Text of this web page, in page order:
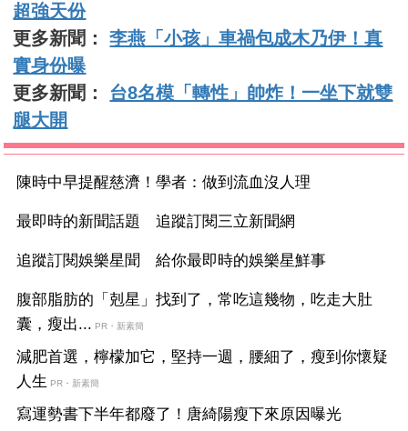
超強天份
更多新聞：李燕「小孩」車禍包成木乃伊！真
實身份曝
更多新聞： 台8名模「轉性」帥炸！一坐下就雙
腿大開
陳時中早提醒慈濟！學者：做到流血沒人理
最即時的新聞話題 追蹤訂閱三立新聞網
追蹤訂閱娛樂星聞 給你最即時的娛樂星鮮事
腹部脂肪的「剋星」找到了，常吃這幾物，吃走大肚
囊，瘦出... PR・新素簡
減肥首選，檸檬加它，堅持一週，腰細了，瘦到你懷疑
人生 PR・新素簡
寫運勢書下半年都廢了！唐綺陽瘦下來原因曝光